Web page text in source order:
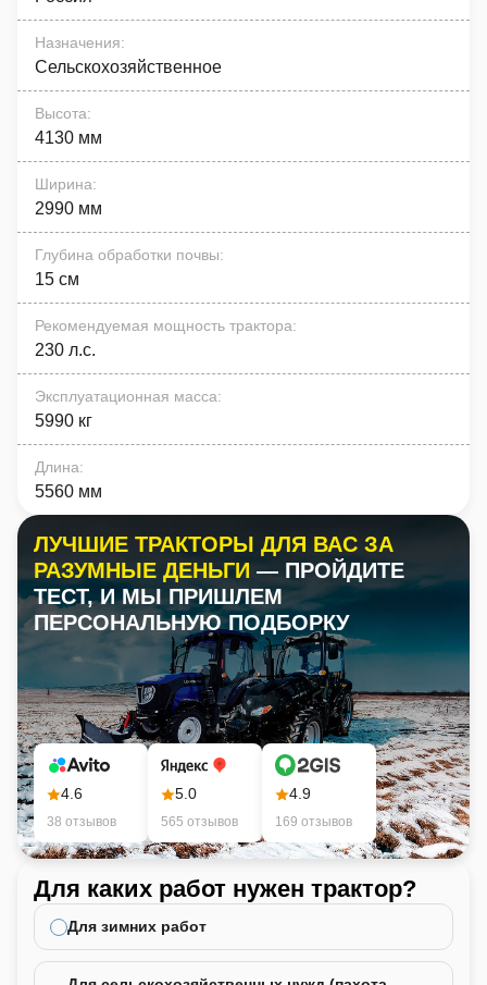
Назначения:
Сельскохозяйственное
Высота:
4130 мм
Ширина:
2990 мм
Глубина обработки почвы:
15 см
Рекомендуемая мощность трактора:
230 л.с.
Эксплуатационная масса:
5990 кг
Длина:
5560 мм
ЛУЧШИЕ ТРАКТОРЫ ДЛЯ ВАС ЗА
РАЗУМНЫЕ ДЕНЬГИ — ПРОЙДИТЕ
ТЕСТ, И МЫ ПРИШЛЕМ
ПЕРСОНАЛЬНУЮ ПОДБОРКУ
4.6
38 отзывов
5.0
565 отзывов
4.9
169 отзывов
Для каких работ нужен трактор?
Для зимних работ